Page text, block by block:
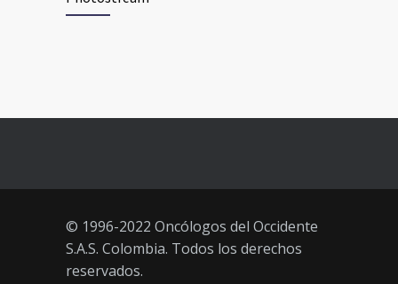
años
© 1996-2022 Oncólogos del Occidente
S.A.S. Colombia. Todos los derechos
reservados.